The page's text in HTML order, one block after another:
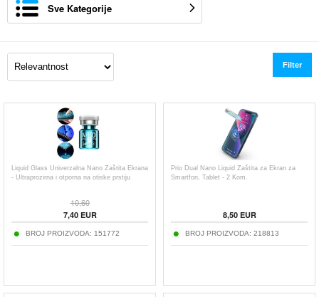
Sve Kategorije
Filter
Liquid Glass Univerzalna Nano Zaštita Ekrana
- Ultraprozirna i otporna na otiske prstiju
10,60
7,40EUR
BROJ PROIZVODA: 151772
Prio Dual Nano Liquid Zaštita za Ekran za
Smartfon, Tablet - 2 Kom.
8,50EUR
BROJ PROIZVODA: 218813